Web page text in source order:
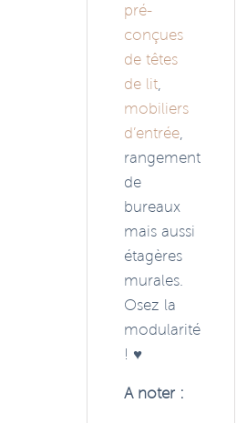
pré-
conçues
de têtes
de lit,
mobiliers
d’entrée,
rangement
de
bureaux
mais aussi
étagères
murales.
Osez la
modularité
! ♥️
A noter :